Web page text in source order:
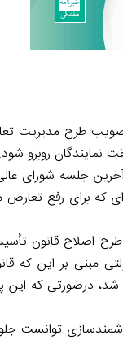
طرح مدیریت
نمایندگان روبرو شود.
جلسه شورای
تشکیل می‌شود راهبرد رفع تعارض منفعت
اصلاح قانون
مبنی بر این که
درصورتی که این
توانست